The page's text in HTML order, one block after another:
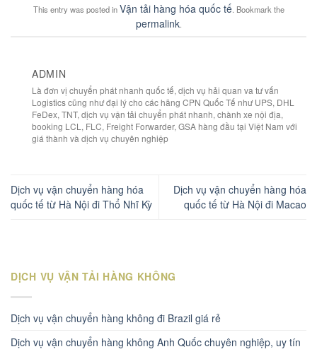
This entry was posted inVận tải hàng hóa quốc tế. Bookmark the
permalink.
ADMIN
Là đơn vị chuyển phát nhanh quốc tế, dịch vụ hải quan va tư vấn
Logistics cũng như đại lý cho các hãng CPN Quốc Tế như UPS, DHL
FeDex, TNT, dịch vụ vận tải chuyển phát nhanh, chành xe nội địa,
booking LCL, FLC, Freight Forwarder, GSA hàng đầu tại Việt Nam với
giá thành và dịch vụ chuyên nghiệp
Dịch vụ vận chuyển hàng hóa
quốc tế từ Hà Nội đi Thổ Nhĩ Kỳ
Dịch vụ vận chuyển hàng hóa
quốc tế từ Hà Nội đi Macao
DỊCH VỤ VẬN TẢI HÀNG KHÔNG
Dịch vụ vận chuyển hàng không đi Brazil giá rẻ
Dịch vụ vận chuyển hàng không Anh Quốc chuyên nghiệp, uy tín